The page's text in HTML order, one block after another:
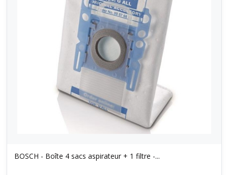
BOSCH - Boîte 4 sacs aspirateur + 1 filtre -...